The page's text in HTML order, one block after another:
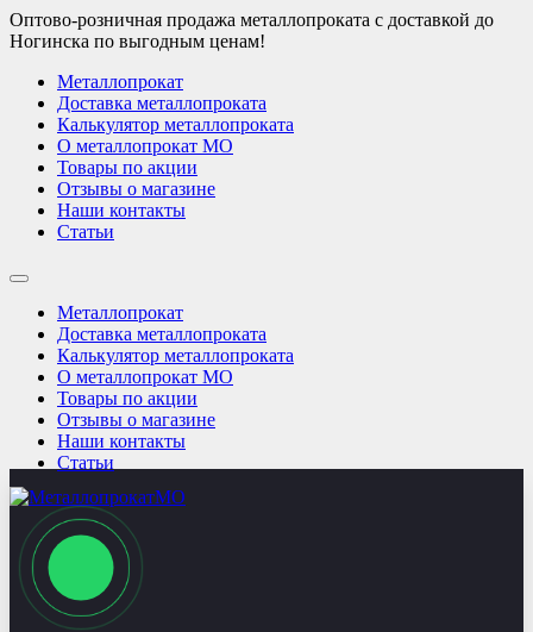
Оптово-розничная продажа металлопроката с доставкой до
Ногинска по выгодным ценам!
Металлопрокат
Доставка металлопроката
Калькулятор металлопроката
О металлопрокат МО
Товары по акции
Отзывы о магазине
Наши контакты
Статьи
Металлопрокат
Доставка металлопроката
Калькулятор металлопроката
О металлопрокат МО
Товары по акции
Отзывы о магазине
Наши контакты
Статьи